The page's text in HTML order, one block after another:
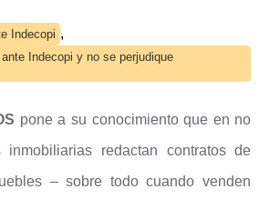
Indecopi ,
Indecopi y no se perjudique
pone a su conocimiento que en no
inmobiliarias redactan contratos de
– sobre todo cuando venden